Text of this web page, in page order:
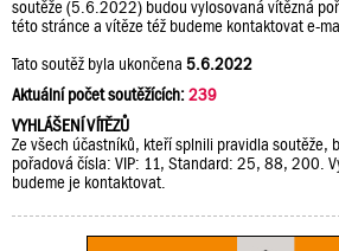
soutěže (5.6.2022) budou vylosovaná vítězná
této stránce a vítěze též budeme kontaktovat e-
Tato soutěž byla ukončena 5.6.2022
Aktuální počet soutěžících:239
VYHLÁŠENÍ VÍTĚZŮ
Ze všech účastníků, kteří splnili pravidla soutěže,
pořadová čísla: VIP: 11, Standard: 25, 88, 200.
budeme je kontaktovat.